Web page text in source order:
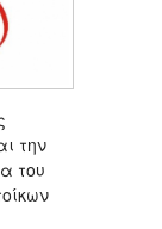
την
του